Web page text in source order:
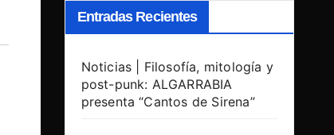
Entradas Recientes
Noticias | Filosofía, mitología y
post-punk: ALGARRABIA
presenta “Cantos de Sirena”